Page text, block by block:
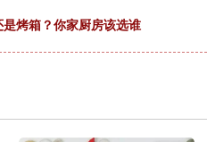
烤箱？你家厨房该选谁